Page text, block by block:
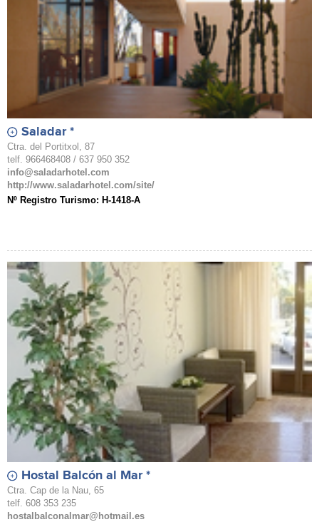
Saladar *
Ctra. del Portitxol, 87
telf. 966468408 / 637 950 352
info@saladarhotel.com
http://www.saladarhotel.com/site/
Nº Registro Turismo: H-1418-A
Hostal Balcón al Mar *
Ctra. Cap de la Nau, 65
telf. 608 353 235
hostalbalconalmar@hotmail.es